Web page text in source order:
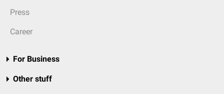
Press
Career
For Business
Other stuff